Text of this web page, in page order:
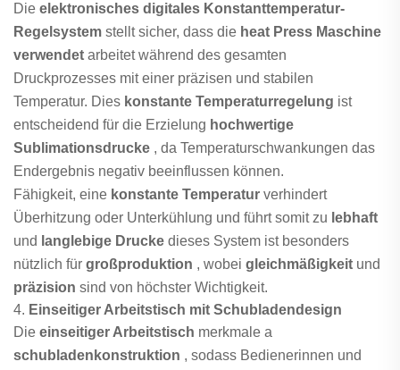
Die elektronisches digitales Konstanttemperatur-
Regelsystem stellt sicher, dass die heat Press Maschine
verwendet arbeitet während des gesamten
Druckprozesses mit einer präzisen und stabilen
Temperatur. Dies konstante Temperaturregelung ist
entscheidend für die Erzielung hochwertige
Sublimationsdrucke , da Temperaturschwankungen das
Endergebnis negativ beeinflussen können.
Fähigkeit, eine konstante Temperatur verhindert
Überhitzung oder Unterkühlung und führt somit zu lebhaft
und langlebige Drucke dieses System ist besonders
nützlich für großproduktion , wobei gleichmäßigkeit und
präzision sind von höchster Wichtigkeit.
4. Einseitiger Arbeitstisch mit Schubladendesign
Die einseitiger Arbeitstisch merkmale a
schubladenkonstruktion , sodass Bedienerinnen und